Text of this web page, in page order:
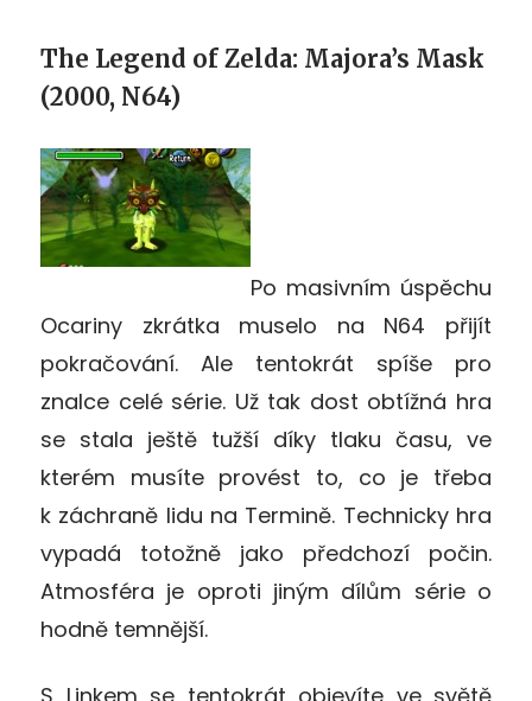
The Legend of Zelda: Majora’s Mask
(2000, N64)
Po masivním úspěchu
Ocariny zkrátka muselo na N64 přijít
pokračování. Ale tentokrát spíše pro
znalce celé série. Už tak dost obtížná hra
se stala ještě tužší díky tlaku času, ve
kterém musíte provést to, co je třeba
k záchraně lidu na Termině. Technicky hra
vypadá totožně jako předchozí počin.
Atmosféra je oproti jiným dílům série o
hodně temnější.
S Linkem se tentokrát objevíte ve světě